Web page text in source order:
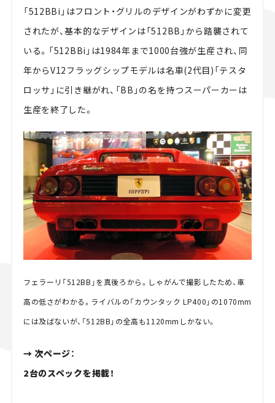
「512BBi」はフロント・グリルのデザインがわずかに変更
されたが、基本的なデザインは「512BB」から踏襲されて
いる。「512BBi」は1984年まで1000台強が生産され、同
年からV12フラッグシップモデルは名車(2代目)「テスタ
ロッサ」に引き継がれ、「BB」の名を持つスーパーカーは
生産を終了した。
フェラーリ「512BB」を真後ろから。しゃがんで撮影したため、車
高の低さがわかる。ライバルの「カウンタック LP400」の1070mm
には及ばないが、「512BB」の全高も1120mmしかない。
→ 次ページ：
2台のスペックを掲載！